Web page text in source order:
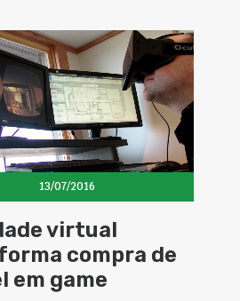
13/07/2016
virtual
compra de
em game